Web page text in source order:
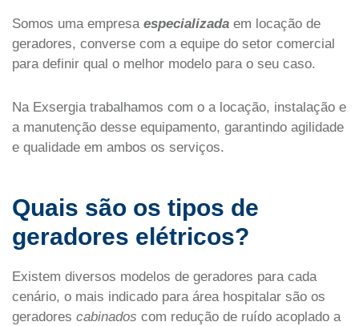
Somos uma empresa especializada em locação de
geradores, converse com a equipe do setor comercial
para definir qual o melhor modelo para o seu caso.
Na Exsergia trabalhamos com o a locação, instalação e
a manutenção desse equipamento, garantindo agilidade
e qualidade em ambos os serviços.
Quais são os tipos de
geradores elétricos?
Existem diversos modelos de geradores para cada
cenário, o mais indicado para área hospitalar são os
geradores cabinados com redução de ruído acoplado a